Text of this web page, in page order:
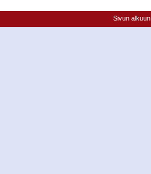
Sivun alkuun